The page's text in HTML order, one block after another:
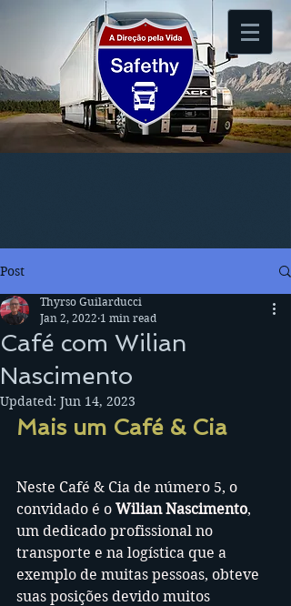
Post
Café com Wilian
Nascimento
Thyrso Guilarducci
Jan 2, 2022 1 min read
Updated: Jun 14, 2023
Mais um Café & Cia
Neste Café & Cia de número 5, o
convidado é o Wilian Nascimento,
um dedicado profissional no
transporte e na logística que a
exemplo de muitas pessoas, obteve
suas posições devido muitos